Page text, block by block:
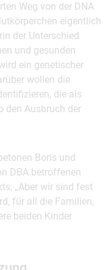
Weg von der DNA
eigentlich
der Unterschied
und gesunden
ein genetischer
wollen die
die als
den Ausbruch der
Boris und
DBA betroffenen
„Aber wir sind fest
für all die Familien,
beiden Kinder